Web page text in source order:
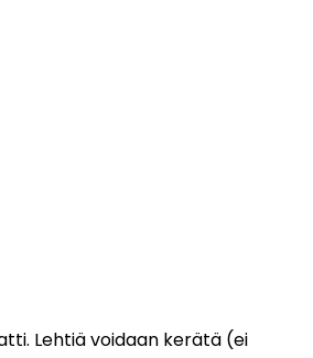
Lehtiä voidaan kerätä (ei